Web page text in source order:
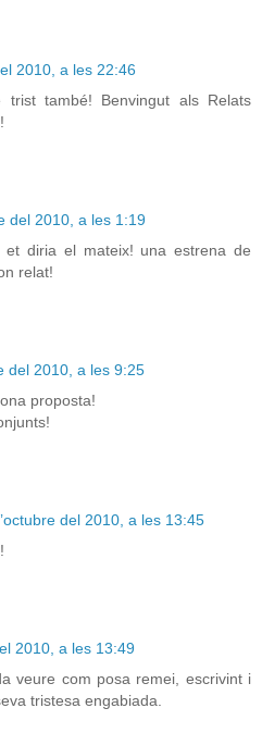
2010, a les 22:46
també! Benvingut als Relats
del 2010, a les 1:19
diria el mateix! una estrena de
relat!
del 2010, a les 9:25
proposta!
del 2010, a les 13:45
2010, a les 13:49
veure com posa remei, escrivint i
tristesa engabiada.